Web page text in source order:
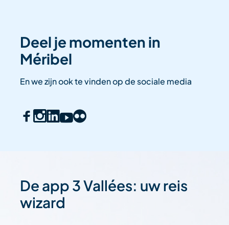
– Uitschuifbare bank (extra slaapplaats)
– Stofzuiger
– 4K Smart-tv
Deel je momenten in
Méribel
En we zijn ook te vinden op de sociale media
De app 3 Vallées: uw reis
wizard